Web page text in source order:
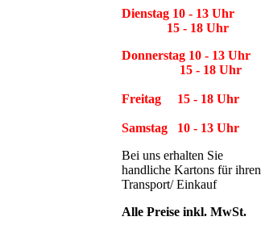
Dienstag 10 - 13 Uhr
15 - 18 Uhr
Donnerstag 10 - 13 Uhr
15 - 18 Uhr
Freitag 15 - 18 Uhr
Samstag 10 - 13 Uhr
Bei uns erhalten Sie
handliche Kartons für ihren
Transport/ Einkauf
Alle Preise inkl. MwSt.